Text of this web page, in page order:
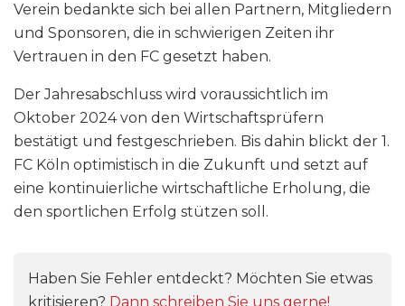
Verein bedankte sich bei allen Partnern, Mitgliedern
und Sponsoren, die in schwierigen Zeiten ihr
Vertrauen in den FC gesetzt haben.
Der Jahresabschluss wird voraussichtlich im
Oktober 2024 von den Wirtschaftsprüfern
bestätigt und festgeschrieben. Bis dahin blickt der 1.
FC Köln optimistisch in die Zukunft und setzt auf
eine kontinuierliche wirtschaftliche Erholung, die
den sportlichen Erfolg stützen soll.
Haben Sie Fehler entdeckt? Möchten Sie etwas
kritisieren? Dann schreiben Sie uns gerne!